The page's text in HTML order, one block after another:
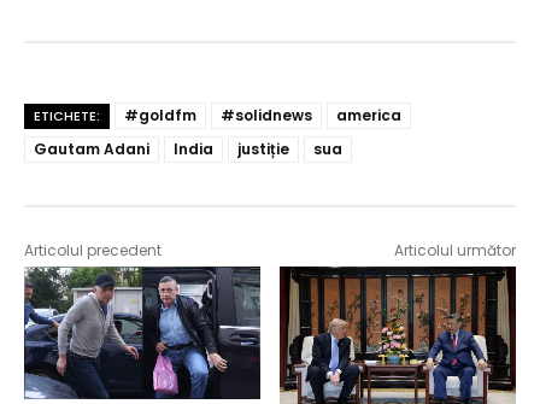
ETICHETE: #goldfm #solidnews
america
Gautam Adani
India justiție sua
Articolul precedent Articolul următor